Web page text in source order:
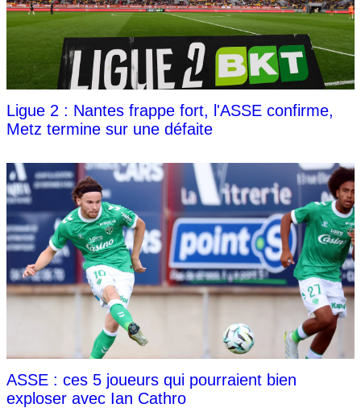
Ligue 2 : Nantes frappe fort, l'ASSE confirme,
Metz termine sur une défaite
ASSE : ces 5 joueurs qui pourraient bien
exploser avec Ian Cathro